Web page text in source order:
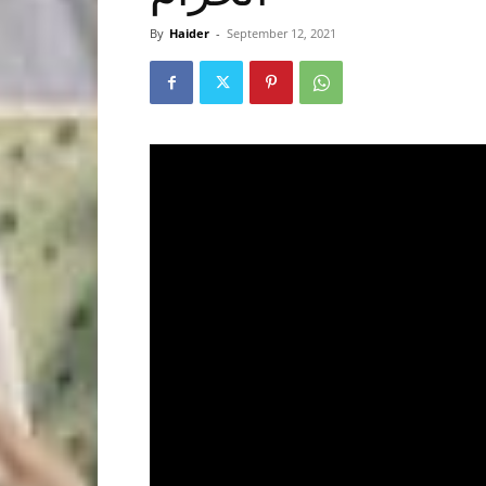
By Haider - September 12, 2021